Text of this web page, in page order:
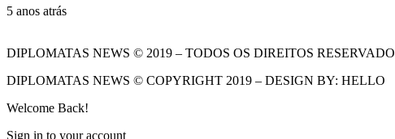
5 anos atrás
DIPLOMATAS NEWS © 2019 – TODOS OS DIREITOS
DIPLOMATAS NEWS © COPYRIGHT 2019 – DESIGN BY: HELLO
Welcome Back!
Sign in to your account